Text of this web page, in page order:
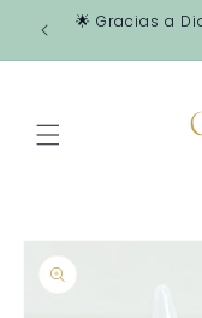
directamente
🌟 Gracias a
directamente
información